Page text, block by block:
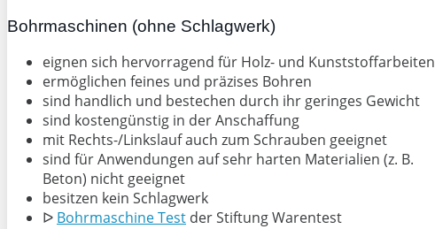
Bohrmaschinen (ohne Schlagwerk)
eignen sich hervorragend für Holz- und Kunststoffarbeiten
ermöglichen feines und präzises Bohren
sind handlich und bestechen durch ihr geringes Gewicht
sind kostengünstig in der Anschaffung
mit Rechts-/Linkslauf auch zum Schrauben geeignet
sind für Anwendungen auf sehr harten Materialien (z. B.
Beton) nicht geeignet
besitzen kein Schlagwerk
ᐅ Bohrmaschine Test der Stiftung Warentest